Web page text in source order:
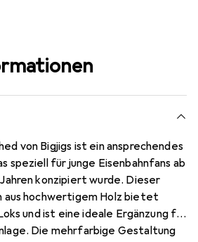
von Bigjigs ist ein ansprechendes
speziell für junge Eisenbahnfans ab
konzipiert wurde. Dieser
aus hochwertigem Holz bietet
und ist eine ideale Ergänzung für
Die mehrfarbige Gestaltung